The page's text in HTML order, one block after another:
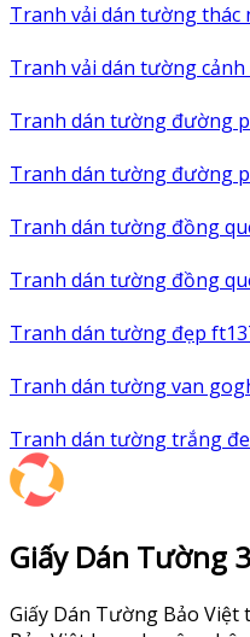
Tranh vải dán tường thác
Tranh vải dán tường cảnh
Tranh dán tường đường
Tranh dán tường đường
Tranh dán tường đồng
Tranh dán tường đồng
Tranh dán tường đẹp
Tranh dán tường van
Tranh dán tường trắng
Giấy Dán Tường
Giấy Dán Tường Bảo